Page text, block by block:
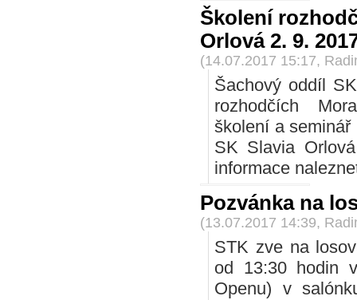
Školení
Orlová 2. 9.
(14.07.2017 15:17,
Šachový oddíl
rozhodčích
školení a
SK Slavia
informace
Pozvánka na
(13.07.2017 14:39,
STK zve na
od 13:30 hodin
Openu) v